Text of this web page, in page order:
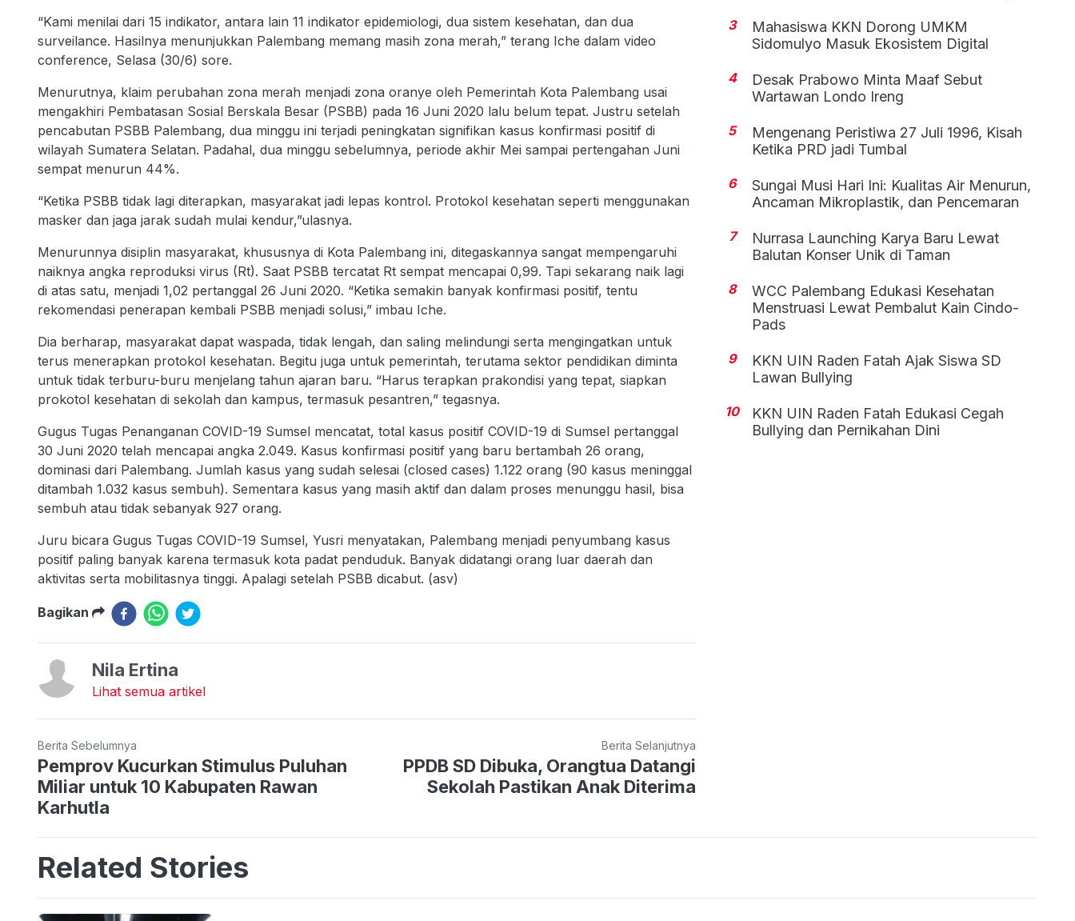
“Kami menilai dari 15 indikator, antara lain 11 indikator epidemiologi, dua sistem kesehatan, dan dua
surveilance. Hasilnya menunjukkan Palembang memang masih zona merah,” terang Iche dalam video
conference, Selasa (30/6) sore.
Menurutnya, klaim perubahan zona merah menjadi zona oranye oleh Pemerintah Kota Palembang usai
mengakhiri Pembatasan Sosial Berskala Besar (PSBB) pada 16 Juni 2020 lalu belum tepat. Justru setelah
pencabutan PSBB Palembang, dua minggu ini terjadi peningkatan signifikan kasus konfirmasi positif di
wilayah Sumatera Selatan. Padahal, dua minggu sebelumnya, periode akhir Mei sampai pertengahan Juni
sempat menurun 44%.
“Ketika PSBB tidak lagi diterapkan, masyarakat jadi lepas kontrol. Protokol kesehatan seperti menggunakan
masker dan jaga jarak sudah mulai kendur,”ulasnya.
Menurunnya disiplin masyarakat, khususnya di Kota Palembang ini, ditegaskannya sangat mempengaruhi
naiknya angka reproduksi virus (Rt). Saat PSBB tercatat Rt sempat mencapai 0,99. Tapi sekarang naik lagi
di atas satu, menjadi 1,02 pertanggal 26 Juni 2020. “Ketika semakin banyak konfirmasi positif, tentu
rekomendasi penerapan kembali PSBB menjadi solusi,” imbau Iche.
Dia berharap, masyarakat dapat waspada, tidak lengah, dan saling melindungi serta mengingatkan untuk
terus menerapkan protokol kesehatan. Begitu juga untuk pemerintah, terutama sektor pendidikan diminta
untuk tidak terburu-buru menjelang tahun ajaran baru. “Harus terapkan prakondisi yang tepat, siapkan
prokotol kesehatan di sekolah dan kampus, termasuk pesantren,” tegasnya.
Gugus Tugas Penanganan COVID-19 Sumsel mencatat, total kasus positif COVID-19 di Sumsel pertanggal
30 Juni 2020 telah mencapai angka 2.049. Kasus konfirmasi positif yang baru bertambah 26 orang,
dominasi dari Palembang. Jumlah kasus yang sudah selesai (closed cases) 1.122 orang (90 kasus meninggal
ditambah 1.032 kasus sembuh). Sementara kasus yang masih aktif dan dalam proses menunggu hasil, bisa
sembuh atau tidak sebanyak 927 orang.
Juru bicara Gugus Tugas COVID-19 Sumsel, Yusri menyatakan, Palembang menjadi penyumbang kasus
positif paling banyak karena termasuk kota padat penduduk. Banyak didatangi orang luar daerah dan
aktivitas serta mobilitasnya tinggi. Apalagi setelah PSBB dicabut. (asv)
Bagikan
Nila Ertina
Lihat semua artikel
Berita Sebelumnya
Pemprov Kucurkan Stimulus Puluhan
Miliar untuk 10 Kabupaten Rawan
Karhutla
Berita Selanjutnya
PPDB SD Dibuka, Orangtua Datangi
Sekolah Pastikan Anak Diterima
3
Mahasiswa KKN Dorong UMKM
Sidomulyo Masuk Ekosistem Digital
4
Desak Prabowo Minta Maaf Sebut
Wartawan Londo Ireng
5
Mengenang Peristiwa 27 Juli 1996, Kisah
Ketika PRD jadi Tumbal
6
Sungai Musi Hari Ini: Kualitas Air Menurun,
Ancaman Mikroplastik, dan Pencemaran
7
Nurrasa Launching Karya Baru Lewat
Balutan Konser Unik di Taman
8
WCC Palembang Edukasi Kesehatan
Menstruasi Lewat Pembalut Kain Cindo-
Pads
9
KKN UIN Raden Fatah Ajak Siswa SD
Lawan Bullying
10
KKN UIN Raden Fatah Edukasi Cegah
Bullying dan Pernikahan Dini
Related Stories